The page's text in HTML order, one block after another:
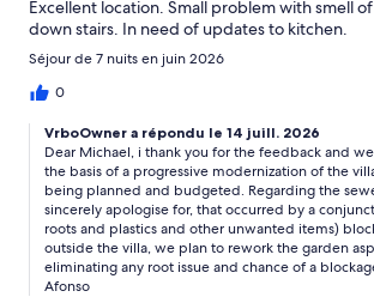
Excellent location. Small problem with smell
down stairs. In need of updates to kitchen.
Séjour de 7 nuits en juin 2026
0
VrboOwner a répondu le 14 juill. 2026
Dear Michael, i thank you for the feedback and
the basis of a progressive modernization of the
being planned and budgeted. Regarding the
sincerely apologise for, that occurred by a
roots and plastics and other unwanted items)
outside the villa, we plan to rework the garden
eliminating any root issue and chance of a
Afonso